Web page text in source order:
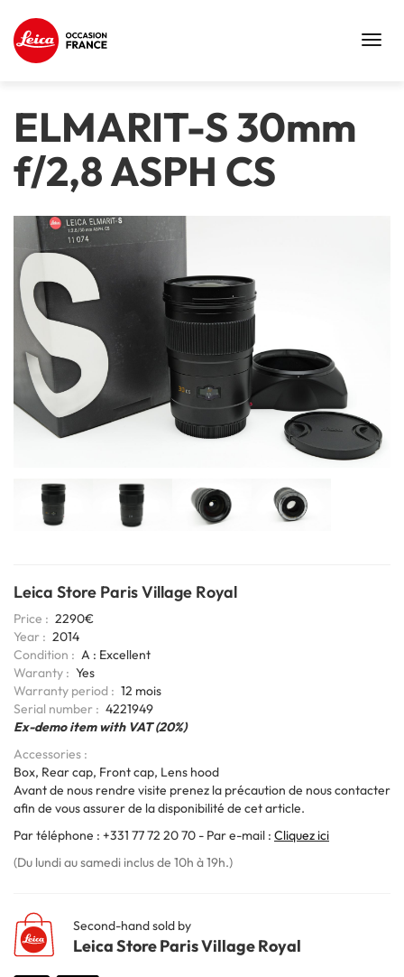
ELMARIT-S 30mm
f/2,8 ASPH CS
Leica Store Paris Village Royal
Price
2290€
Year
2014
Condition
A : Excellent
Waranty
Yes
Warranty period
12 mois
6bits
Coding
Serial number
4221949
Ex-demo item with VAT (20%)
Accessories
Box, Rear cap, Front cap, Lens hood
Avant de nous rendre visite prenez la précaution de nous contacter
afin de vous assurer de la disponibilité de cet article.
Par téléphone : +331 77 72 20 70 - Par e-mail : Cliquez ici
(Du lundi au samedi inclus de 10h à 19h.)
Second-hand sold by
Leica Store Paris Village Royal